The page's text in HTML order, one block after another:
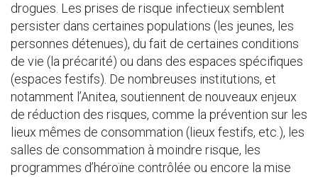
drogues. Les prises de risque infectieux semblent
persister dans certaines populations (les jeunes, les
personnes détenues), du fait de certaines conditions
de vie (la précarité) ou dans des espaces spécifiques
(espaces festifs). De nombreuses institutions, et
notamment l’Anitea, soutiennent de nouveaux enjeux
de réduction des risques, comme la prévention sur les
lieux mêmes de consommation (lieux festifs, etc.), les
salles de consommation à moindre risque, les
programmes d’héroïne contrôlée ou encore la mise